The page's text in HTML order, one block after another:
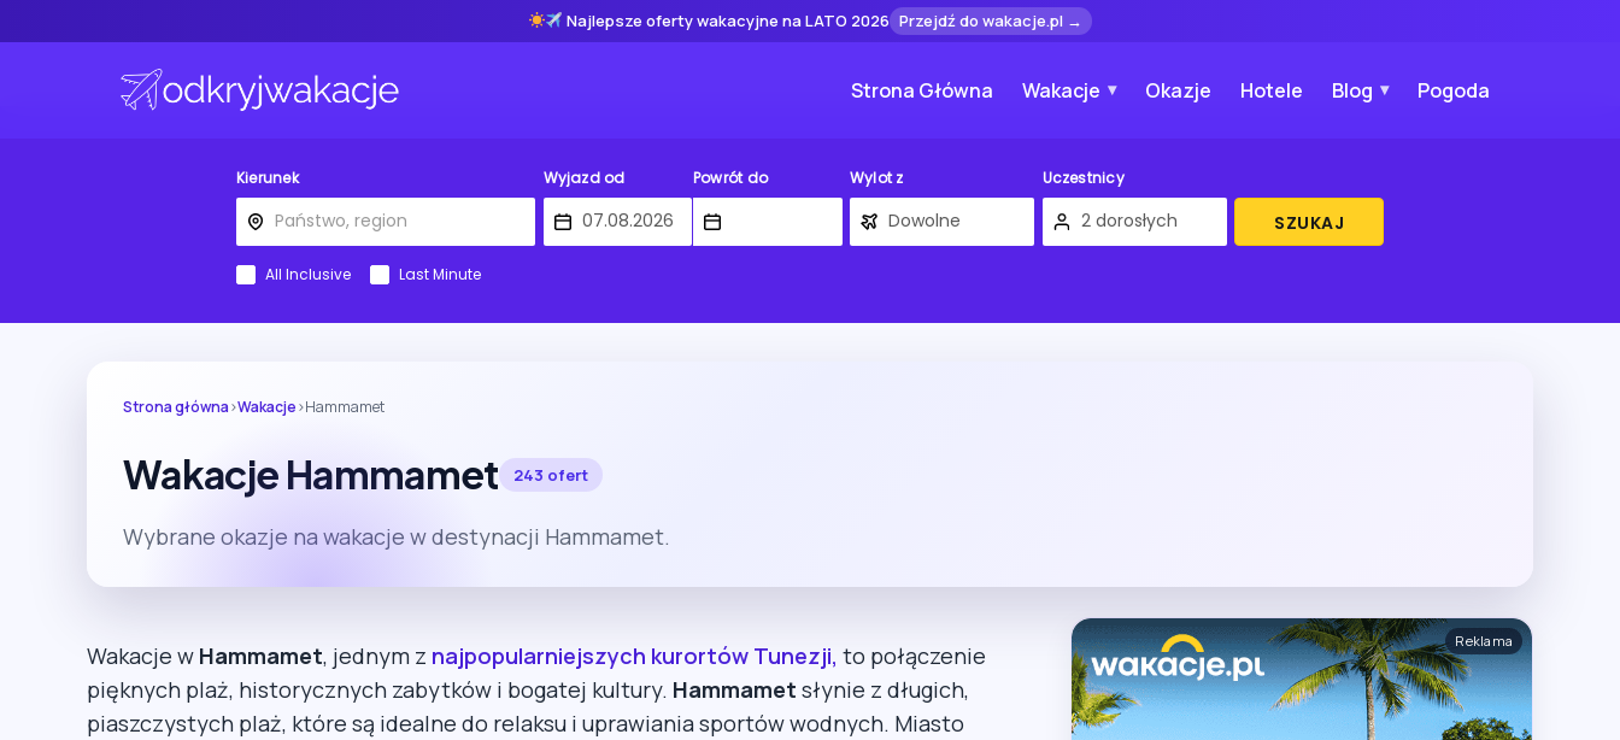
Najlepsze oferty wakacyjne na LATO 2026 Przejdź do wakacje.pl →
Strona Główna Wakacje Okazje Hotele Blog Pogoda
Kierunek Wyjazd od Powrót do Wylot z Uczestnicy
SZUKAJ
All Inclusive Last Minute
Strona główna›Wakacje›Hammamet
Wakacje Hammamet 243 ofert
Wybrane okazje na wakacje w destynacji Hammamet.
Wakacje w Hammamet, jednym z najpopularniejszych kurortów Tunezji, to połączenie
pięknych plaż, historycznych zabytków i bogatej kultury. Hammamet słynie z długich,
piaszczystych plaż, które są idealne do relaksu i uprawiania sportów wodnych. Miasto
Reklama